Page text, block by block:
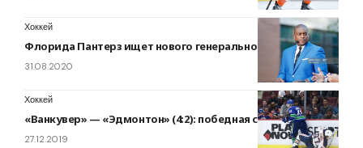
Хоккей
Флорида Пантерз ищет нового генерального менеджера
31.08.2020
Хоккей
«Ванкувер» — «Эдмонтон» (4:2): победная серия «Кэнакс»
27.12.2019